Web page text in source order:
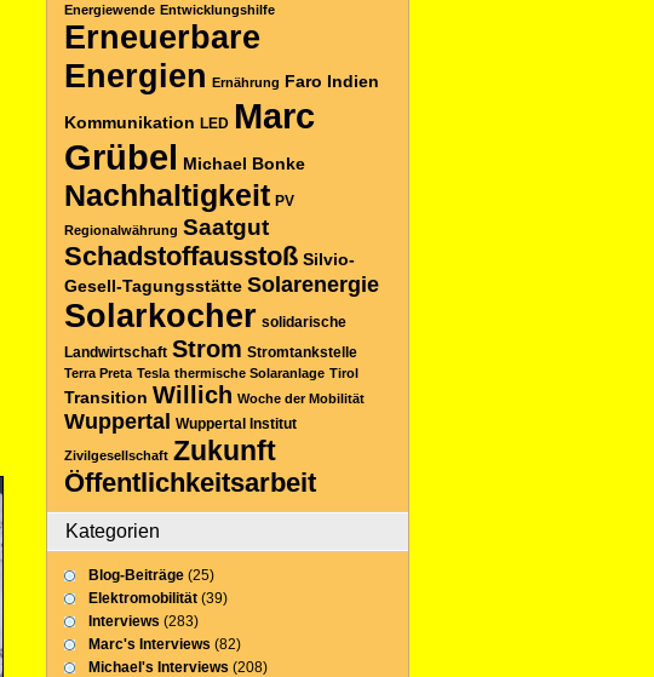
Energiewende Entwicklungshilfe
Erneuerbare
Energien Ernährung Faro Indien
Kommunikation LED Marc
Grübel Michael Bonke
Nachhaltigkeit PV
Regionalwährung Saatgut
Schadstoffausstoß Silvio-
Gesell-Tagungsstätte Solarenergie
Solarkocher solidarische
Landwirtschaft Strom Stromtankstelle
Terra Preta Tesla thermische Solaranlage Tirol
Transition Willich Woche der Mobilität
Wuppertal Wuppertal Institut
Zivilgesellschaft Zukunft
Öffentlichkeitsarbeit
Kategorien
Blog-Beiträge (25)
Elektromobilität (39)
Interviews (283)
Marc's Interviews (82)
Michael's Interviews (208)